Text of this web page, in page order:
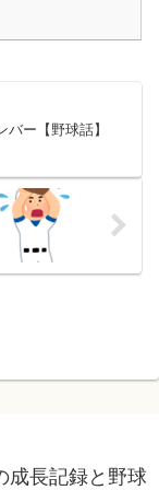
ー【野球話】
成長記録と野球